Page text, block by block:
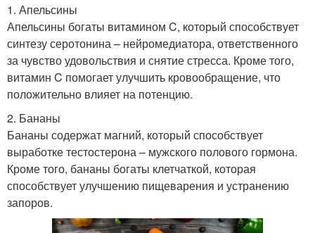
1. Апельсины
Апельсины богаты витамином C, который способствует
синтезу серотонина – нейромедиатора, ответственного
за чувство удовольствия и снятие стресса. Кроме того,
витамин C помогает улучшить кровообращение, что
положительно влияет на потенцию.
2. Бананы
Бананы содержат магний, который способствует
выработке тестостерона – мужского полового гормона.
Кроме того, бананы богаты клетчаткой, которая
способствует улучшению пищеварения и устранению
запоров.